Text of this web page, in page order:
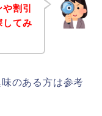
割引
してみ
のある方は参考